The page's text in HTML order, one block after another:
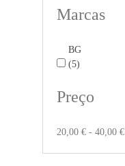
Marcas
BG
(5)
Preço
20,00 € - 40,00 €